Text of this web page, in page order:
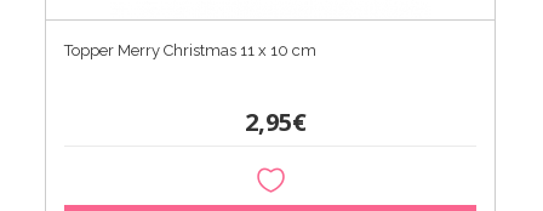
Topper Merry Christmas 11 x 10 cm
2,95€